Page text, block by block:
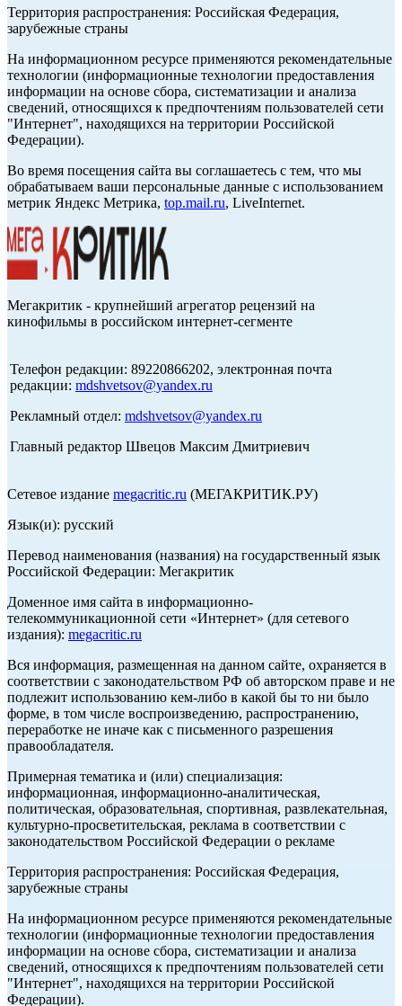
Территория распространения: Российская Федерация,
зарубежные страны
На информационном ресурсе применяются рекомендательные
технологии (информационные технологии предоставления
информации на основе сбора, систематизации и анализа
сведений, относящихся к предпочтениям пользователей сети
"Интернет", находящихся на территории Российской
Федерации).
Во время посещения сайта вы соглашаетесь с тем, что мы
обрабатываем ваши персональные данные с использованием
метрик Яндекс Метрика, top.mail.ru, LiveInternet.
Мегакритик - крупнейший агрегатор рецензий на
кинофильмы в российском интернет-сегменте
Телефон редакции: 89220866202, электронная почта
редакции: mdshvetsov@yandex.ru
Рекламный отдел: mdshvetsov@yandex.ru
Главный редактор Швецов Максим Дмитриевич
Сетевое издание megacritic.ru (МЕГАКРИТИК.РУ)
Язык(и): русский
Перевод наименования (названия) на государственный язык
Российской Федерации: Мегакритик
Доменное имя сайта в информационно-
телекоммуникационной сети «Интернет» (для сетевого
издания): megacritic.ru
Вся информация, размещенная на данном сайте, охраняется в
соответствии с законодательством РФ об авторском праве и не
подлежит использованию кем-либо в какой бы то ни было
форме, в том числе воспроизведению, распространению,
переработке не иначе как с письменного разрешения
правообладателя.
Примерная тематика и (или) специализация:
информационная, информационно-аналитическая,
политическая, образовательная, спортивная, развлекательная,
культурно-просветительская, реклама в соответствии с
законодательством Российской Федерации о рекламе
Территория распространения: Российская Федерация,
зарубежные страны
На информационном ресурсе применяются рекомендательные
технологии (информационные технологии предоставления
информации на основе сбора, систематизации и анализа
сведений, относящихся к предпочтениям пользователей сети
"Интернет", находящихся на территории Российской
Федерации).